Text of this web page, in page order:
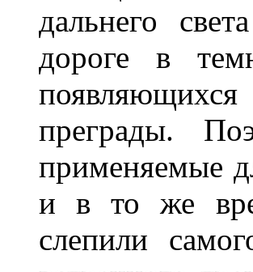
дальнего
дороге в
преграды.
применяемые
и в то же
слепили